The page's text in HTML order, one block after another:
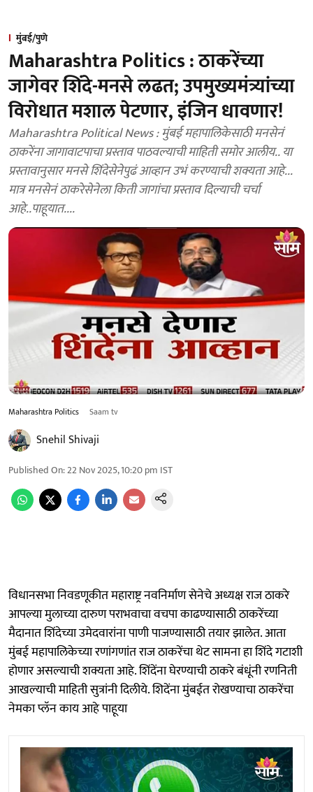
मुंबई/पुणे
Maharashtra Politics : ठाकरेंच्या
जागेवर शिंदे-मनसे लढत; उपमुख्यमंत्र्यांच्या
विरोधात मशाल पेटणार, इंजिन धावणार!
Maharashtra Political News : मुंबई महापालिकेसाठी मनसेनं
ठाकरेंना जागावाटपाचा प्रस्ताव पाठवल्याची माहिती समोर आलीय.. या
प्रस्तावानुसार मनसे शिंदेसेनेपुढं आव्हान उभं करण्याची शक्यता आहे...
मात्र मनसेनं ठाकरेसेनेला किती जागांचा प्रस्ताव दिल्याची चर्चा
आहे..पाहूयात....
Maharashtra Politics Saam tv
Snehil Shivaji
Published On:22 Nov 2025, 10:20 pm IST
विधानसभा निवडणूकीत महाराष्ट्र नवनिर्माण सेनेचे अध्यक्ष राज ठाकरे
आपल्या मुलाच्या दारुण पराभवाचा वचपा काढण्यासाठी ठाकरेंच्या
मैदानात शिंदेच्या उमेदवारांना पाणी पाजण्यासाठी तयार झालेत. आता
मुंबई महापालिकेच्या रणांगणांत राज ठाकरेंचा थेट सामना हा शिंदे गटाशी
होणार असल्याची शक्यता आहे. शिंदेंना घेरण्याची ठाकरे बंधूंनी रणनिती
आखल्याची माहिती सुत्रांनी दिलीये. शिदेंना मुंबईत रोखण्याचा ठाकरेंचा
नेमका प्लॅन काय आहे पाहूया